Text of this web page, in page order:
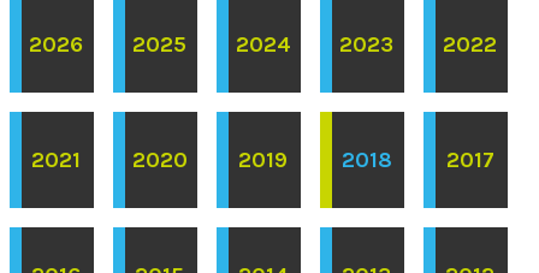
2026 2025 2024 2023 2022
2021 2020 2019 2018 2017